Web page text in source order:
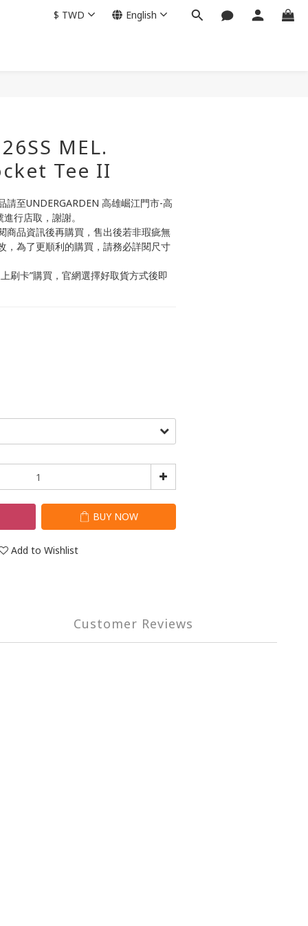
$ TWD English
MEL.
Tee II
請至UNDERGARDEN 高雄崛江門市-高
行店取，謝謝。
商品資訊後再購買，售出後若非瑕疵無
，為了更順利的購買，請務必詳閱尺寸
刷卡”購買，官網選擇好取貨方式後即
BUY NOW
Add to Wishlist
Customer Reviews